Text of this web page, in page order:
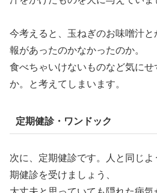
今考えると、玉ねぎのお味噌汁
報があったのかなかったのか。
食べちゃいけないものなど気に
か。と考えてしまいます。
定期健診・ワンドック
次に、定期健診です。人と同じ
期健診を受けましょう、